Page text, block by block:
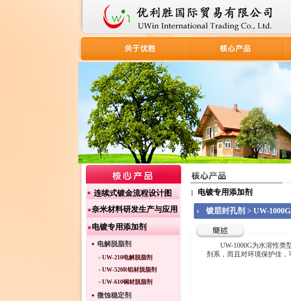
连续式镀金流程设计图
奈米材料研发生产与应用
电镀专用添加剂
电解脱脂剂
UW-210电解脱脂剂
UW-520R铝材脱脂剂
UW-610铜材脱脂剂
微蚀稳定剂
电镀专用添加剂
镀层封孔剂 > UW-
UW-1000G为水溶性类型
剂系，而且对环境保护佳，